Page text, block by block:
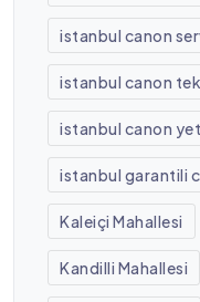
istanbul canon
istanbul canon
istanbul canon
istanbul garantili
Kaleiçi Mahallesi
Kandilli Mahallesi